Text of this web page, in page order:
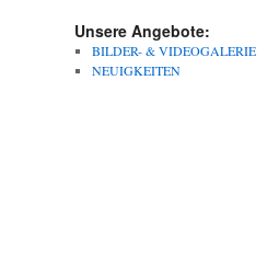
Unsere Angebote:
BILDER- & VIDEOGALERIE
NEUIGKEITEN